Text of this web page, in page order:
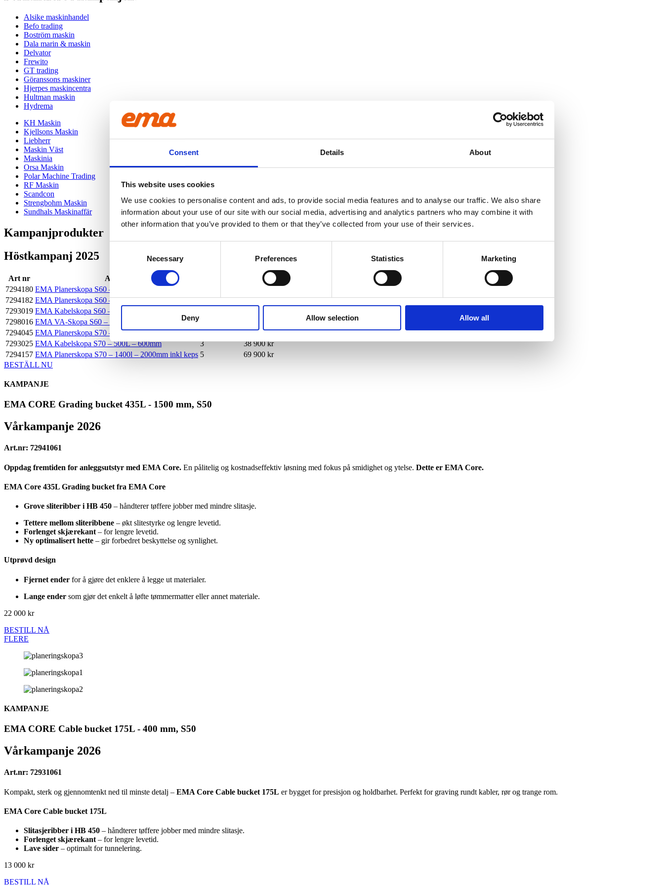
Consent Details About
This website uses cookies
We use cookies to personalise content and ads, to provide social media features and to analyse our traffic. We also share
information about your use of our site with our social media, advertising and analytics partners who may combine it with
other information that you’ve provided to them or that they’ve collected from your use of their services.
Necessary Preferences Statistics Marketing
Deny Allow selection Allow all
Alsike maskinhandel
Befo trading
Boström maskin
Dala marin & maskin
Delvator
Frewito
GT trading
Göranssons maskiner
Hjerpes maskincentra
Hultman maskin
Hydrema
KH Maskin
Kjellsons Maskin
Liebherr
Maskin Väst
Maskinia
Orsa Maskin
Polar Machine Trading
RF Maskin
Scandcon
Strengbohm Maskin
Sundhals Maskinaffär
Kampanj­produkter
Höstkampanj 2025
Art nr Artikel
Slutkundspris – fraktfritt
7294180 EMA Planerskopa S60 – 650l – 1500mm inkl keps
7294182 EMA Planerskopa S60 – 750l – 1700mm inkl keps 4
43 900 kr
7293019 EMA Kabelskopa S60 – 350L – 520mm
7298016 EMA VA-Skopa S60 – 650L – 800mm
7294045 EMA Planerskopa S70 – 1200l – 1800mm inkl keps 1
61 900 kr
7293025 EMA Kabelskopa S70 – 500L – 600mm 3
38 900 kr
7294157 EMA Planerskopa S70 – 1400l – 2000mm inkl keps 5
69 900 kr
BESTÄLL NU
KAMPANJE
EMA CORE Grading bucket 435L - 1500 mm, S50
Vårkampanje 2026
Art.nr: 72941061
Oppdag fremtiden for anleggsutstyr med EMA Core. En pålitelig og kostnadseffektiv løsning med fokus på smidighet og ytelse. Dette er EMA Core.
EMA Core 435L Grading bucket fra EMA Core
Grove sliteribber i HB 450 – håndterer tøffere jobber med mindre slitasje.
Tettere mellom sliteribbene – økt slitestyrke og lengre levetid.
Forlenget skjærekant – for lengre levetid.
Ny optimalisert hette – gir forbedret beskyttelse og synlighet.
Utprøvd design
Fjernet ender for å gjøre det enklere å legge ut materialer.
Lange ender som gjør det enkelt å løfte tømmermatter eller annet materiale.
22 000 kr
BESTILL NÅ
FLERE
KAMPANJE
EMA CORE Cable bucket 175L - 400 mm, S50
Vårkampanje 2026
Art.nr: 72931061
Kompakt, sterk og gjennomtenkt ned til minste detalj – EMA Core Cable bucket 175L er bygget for presisjon og holdbarhet. Perfekt for graving rundt kabler, rør og trange rom.
EMA Core Cable bucket 175L
Slitasjeribber i HB 450 – håndterer tøffere jobber med mindre slitasje.
Forlenget skjærekant – for lengre levetid.
Lave sider – optimalt for tunnelering.
13 000 kr
BESTILL NÅ